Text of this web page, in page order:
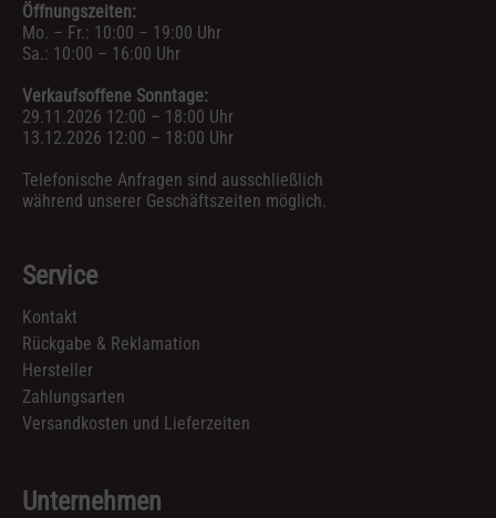
Öffnungszeiten:
Mo. – Fr.: 10:00 – 19:00 Uhr
Sa.: 10:00 – 16:00 Uhr
Verkaufsoffene Sonntage:
29.11.2026 12:00 – 18:00 Uhr
13.12.2026 12:00 – 18:00 Uhr
Telefonische Anfragen sind ausschließlich
während unserer Geschäftszeiten möglich.
Service
Kontakt
Rückgabe & Reklamation
Hersteller
Zahlungsarten
Versandkosten und Lieferzeiten
Unternehmen